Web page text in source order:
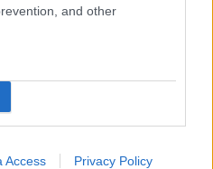
and other
Access Privacy Policy
στα αποτελέσματα
Google